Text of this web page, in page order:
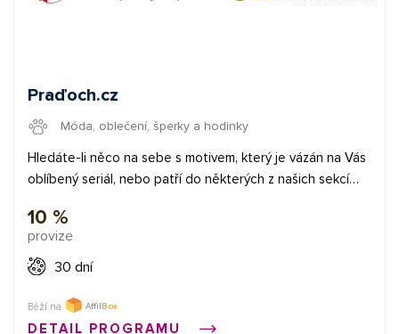
Praďoch.cz
Móda, oblečení, šperky a hodinky
Hledáte-li něco na sebe s motivem, který je vázán na Vás
oblíbený seriál, nebo patří do některých z našich sekcí
Kromě triček máme v nabídce i mikiny, hrnky, samolepky a
další produkty. Produktů je mnoho a každý týden přibývají
další. Teď dost povídání a vlítněte rovnou do našeho
10 %
provize
30 dní
Běží na
DETAIL PROGRAMU